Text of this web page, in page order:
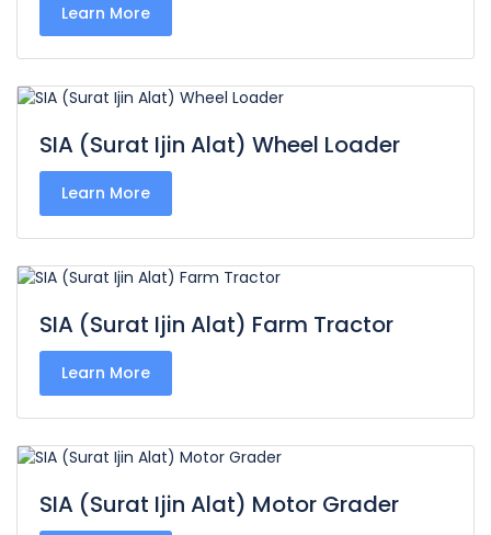
Learn More
SIA (Surat Ijin Alat) Wheel Loader
Learn More
SIA (Surat Ijin Alat) Farm Tractor
Learn More
SIA (Surat Ijin Alat) Motor Grader